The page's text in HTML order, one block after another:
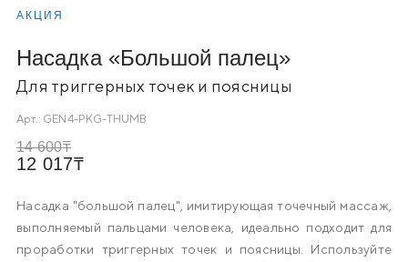
АКЦИЯ
Насадка «Большой палец»
Для триггерных точек и поясницы
Арт.: GEN4-PKG-THUMB
14 600
12 017
Насадка "большой палец", имитирующая точечный массаж,
выполняемый пальцами человека, идеально подходит для
проработки триггерных точек и поясницы. Используйте